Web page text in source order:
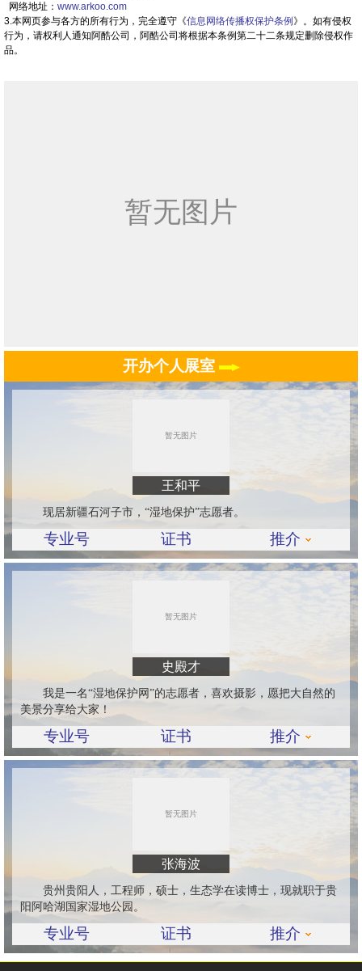
网络地址： www.arkoo.com
3.本网页参与各方的所有行为，完全遵守《信息网络传播权保护条例 》。如有侵权
行为，请权利人通知阿酷公司，阿酷公司将根据本条例第二十二条规定删除侵权作
品。
开办个人展室
王和平
现居新疆石河子市，“湿地保护”志愿者。
专业号 证书 推介
史殿才
我是一名“湿地保护网”的志愿者，喜欢摄影，愿把大自然的
美景分享给大家！
专业号 证书 推介
张海波
贵州贵阳人，工程师，硕士，生态学在读博士，现就职于贵
阳阿哈湖国家湿地公园。
专业号 证书 推介